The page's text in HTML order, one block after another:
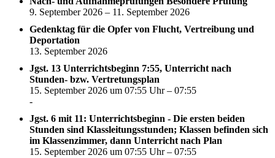
9. September 2026 – 11. September 2026
Gedenktag für die Opfer von Flucht, Vertreibung und
Deportation
13. September 2026
Jgst. 13 Unterrichtsbeginn 7:55, Unterricht nach
Stunden- bzw. Vertretungsplan
15. September 2026 um 07:55 Uhr – 07:55
-
Jgst. 6 mit 11: Unterrichtsbeginn - Die ersten beiden
Stunden sind Klassleitungsstunden; Klassen befinden sich
im Klassenzimmer, dann Unterricht nach Plan
15. September 2026 um 07:55 Uhr – 07:55